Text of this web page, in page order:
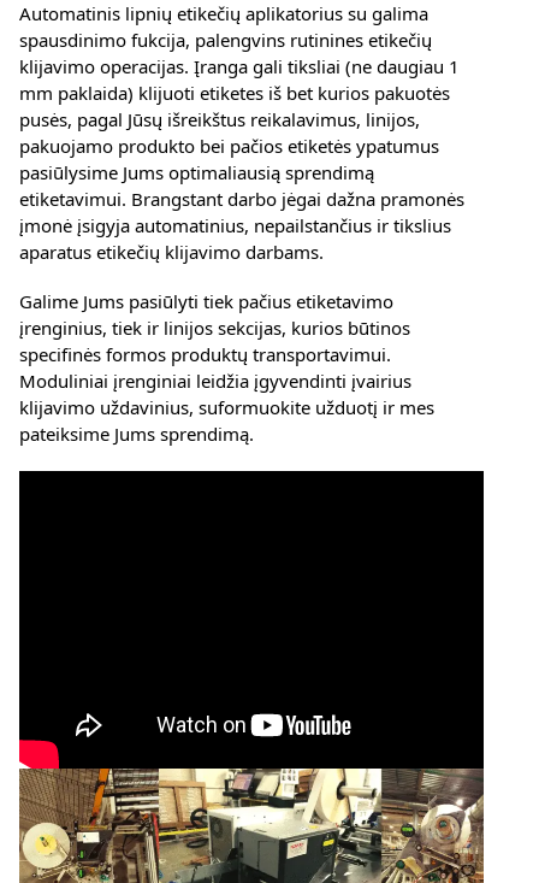
Automatinis lipnių etikečių aplikatorius su galima
spausdinimo fukcija, palengvins rutinines etikečių
klijavimo operacijas. Įranga gali tiksliai (ne daugiau 1
mm paklaida) klijuoti etiketes iš bet kurios pakuotės
pusės, pagal Jūsų išreikštus reikalavimus, linijos,
pakuojamo produkto bei pačios etiketės ypatumus
pasiūlysime Jums optimaliausią sprendimą
etiketavimui. Brangstant darbo jėgai dažna pramonės
įmonė įsigyja automatinius, nepailstančius ir tikslius
aparatus etikečių klijavimo darbams.
Galime Jums pasiūlyti tiek pačius etiketavimo
įrenginius, tiek ir linijos sekcijas, kurios būtinos
specifinės formos produktų transportavimui.
Moduliniai įrenginiai leidžia įgyvendinti įvairius
klijavimo uždavinius, suformuokite užduotį ir mes
pateiksime Jums sprendimą.